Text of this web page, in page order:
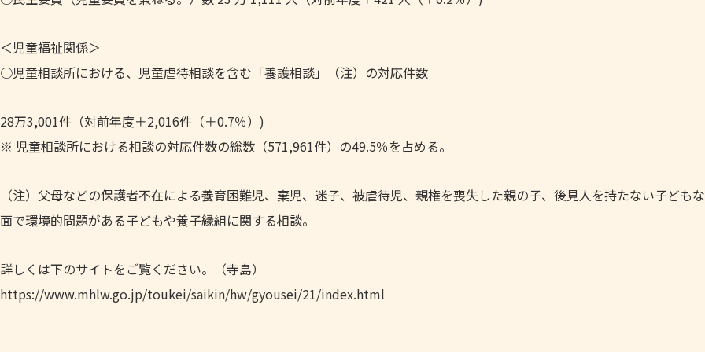
＜児童福祉関係＞
○児童相談所における、児童虐待相談を含む「養護相談」（注）の対応件数
28万3,001件（対前年度＋2,016件（＋0.7％）)
※ 児童相談所における相談の対応件数の総数（571,961件）の49.5％を占める。
（注）父母などの保護者不在による養育困難児、棄児、迷子、被虐待児、親権を喪失した親の子、後見人を持たない子ども
面で環境的問題がある子どもや養子縁組に関する相談。
詳しくは下のサイトをご覧ください。（寺島）
https://www.mhlw.go.jp/toukei/saikin/hw/gyousei/21/index.html